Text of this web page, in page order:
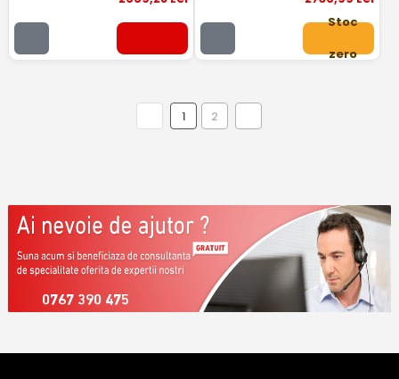
Stoc
zero
1 2
0767 390 475